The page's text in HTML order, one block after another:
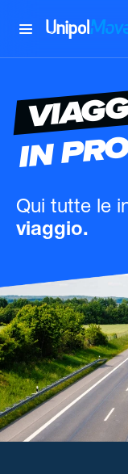
UnipolMove
IN
Qui tutte le
viaggio.